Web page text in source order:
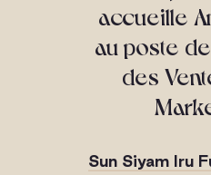
accueille
au poste
des
Sun Siyam Iru